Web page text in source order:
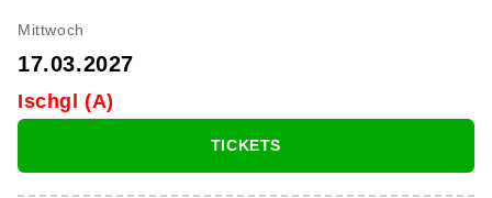
Mittwoch
17.03.2027
Ischgl (A)
TICKETS